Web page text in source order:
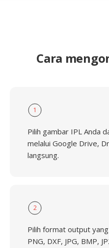
Cara
1
Pilih gambar IPL Anda
melalui Google Drive,
langsung.
2
Pilih format output
PNG, DXF, JPG, BMP,